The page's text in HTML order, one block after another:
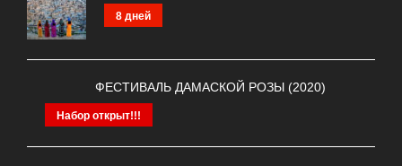
8 дней
ФЕСТИВАЛЬ ДАМАСКОЙ РОЗЫ (2020)
Набор открыт!!!